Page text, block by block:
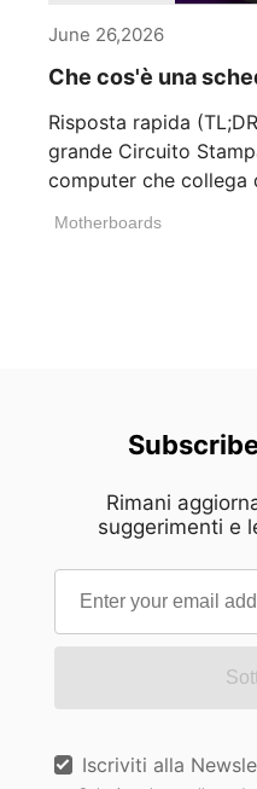
June 26,2026
Che cos'è una
Risposta rapida
grande Circuito
computer che collega
Motherboards
Rimani
suggerimenti e
Iscriviti alla